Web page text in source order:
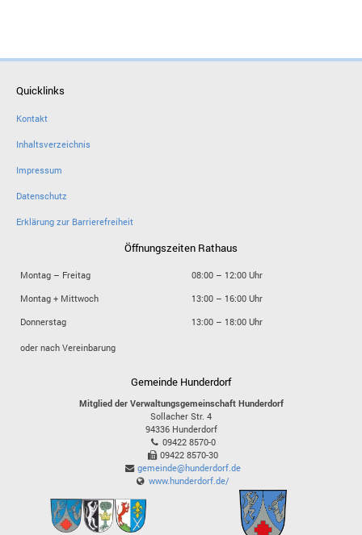
Quicklinks
Kontakt
Inhaltsverzeichnis
Impressum
Datenschutz
Erklärung zur Barrierefreiheit
Öffnungszeiten Rathaus
Montag – Freitag
08:00 – 12:00 Uhr
Montag + Mittwoch
13:00 – 16:00 Uhr
Donnerstag
13:00 – 18:00 Uhr
oder nach Vereinbarung
Gemeinde Hunderdorf
Mitglied der Verwaltungsgemeinschaft Hunderdorf
Sollacher Str. 4
94336 Hunderdorf
09422 8570-0
09422 8570-30
gemeinde@hunderdorf.de
www.hunderdorf.de/